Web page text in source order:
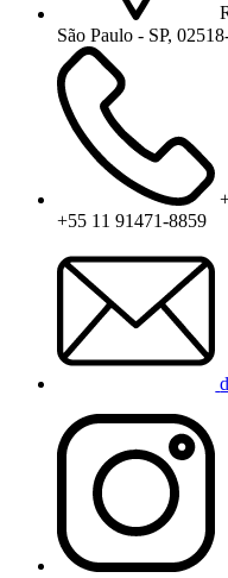
São Paulo - SP,
+55 11 91471-8859